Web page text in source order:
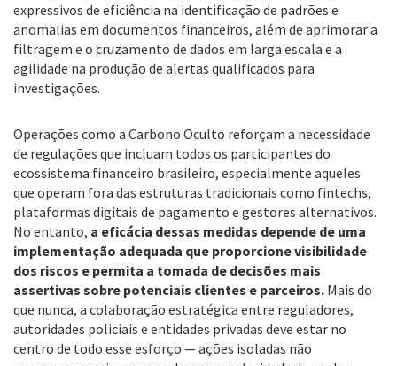
expressivos de eficiência na identificação de padrões e
anomalias em documentos financeiros, além de aprimorar a
filtragem e o cruzamento de dados em larga escala e a
agilidade na produção de alertas qualificados para
investigações.
Operações como a Carbono Oculto reforçam a necessidade
de regulações que incluam todos os participantes do
ecossistema financeiro brasileiro, especialmente aqueles
que operam fora das estruturas tradicionais como fintechs,
plataformas digitais de pagamento e gestores alternativos.
No entanto, a eficácia dessas medidas depende de uma
implementação adequada que proporcione visibilidade
dos riscos e permita a tomada de decisões mais
assertivas sobre potenciais clientes e parceiros. Mais do
que nunca, a colaboração estratégica entre reguladores,
autoridades policiais e entidades privadas deve estar no
centro de todo esse esforço — ações isoladas não